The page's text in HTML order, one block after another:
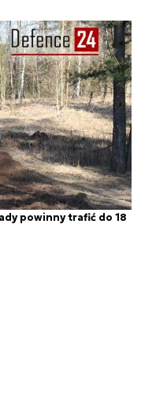
powinny trafić do 18